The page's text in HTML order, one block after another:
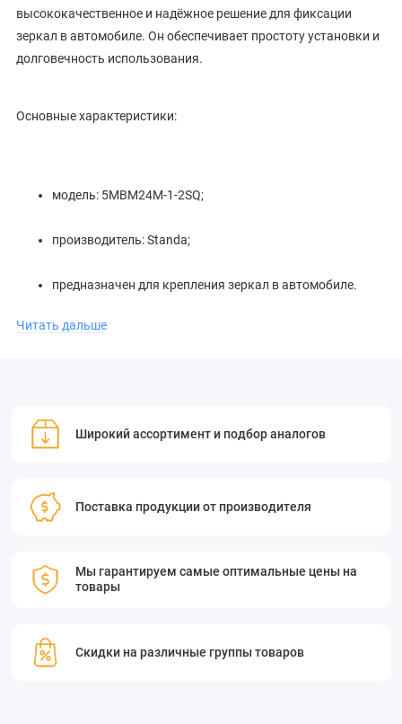
высококачественное и надёжное решение для фиксации
зеркал в автомобиле. Он обеспечивает простоту установки и
долговечность использования.
Основные характеристики:
модель: 5MBM24M-1-2SQ;
производитель: Standa;
предназначен для крепления зеркал в автомобиле.
простота установки;
Читать дальше
Широкий ассортимент и подбор аналогов
Поставка продукции от производителя
Мы гарантируем самые оптимальные цены на
товары
Скидки на различные группы товаров